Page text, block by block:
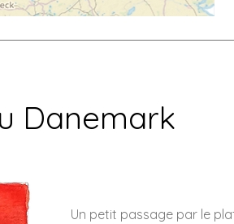
Danemark
Un petit passage par le